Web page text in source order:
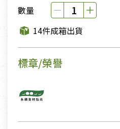
數量
14件成箱出貨
標章/榮譽